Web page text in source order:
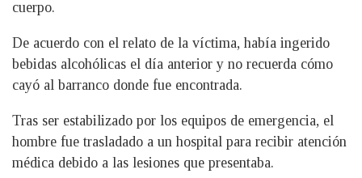
cuerpo.
De acuerdo con el relato de la víctima, había ingerido
bebidas alcohólicas el día anterior y no recuerda cómo
cayó al barranco donde fue encontrada.
Tras ser estabilizado por los equipos de emergencia, el
hombre fue trasladado a un hospital para recibir atención
médica debido a las lesiones que presentaba.